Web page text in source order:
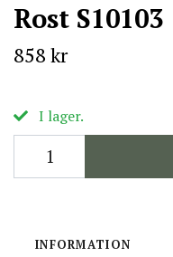
Rost S10103
858 kr
I lager.
INFORMATION